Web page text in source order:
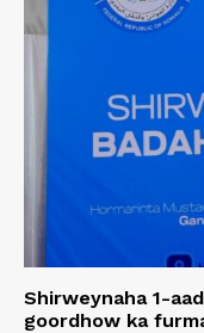
Shirweynaha 1-
goordhow ka